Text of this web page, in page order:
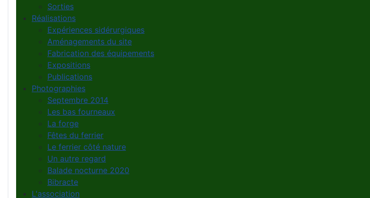
Sorties
Réalisations
Expériences sidérurgiques
Aménagements du site
Fabrication des équipements
Expositions
Publications
Photographies
Septembre 2014
Les bas fourneaux
La forge
Fêtes du ferrier
Le ferrier côté nature
Un autre regard
Balade nocturne 2020
Bibracte
L'association